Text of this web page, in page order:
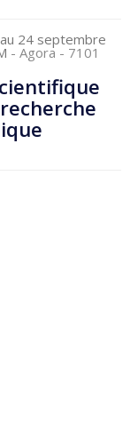
24 septembre
- Agora - 7101